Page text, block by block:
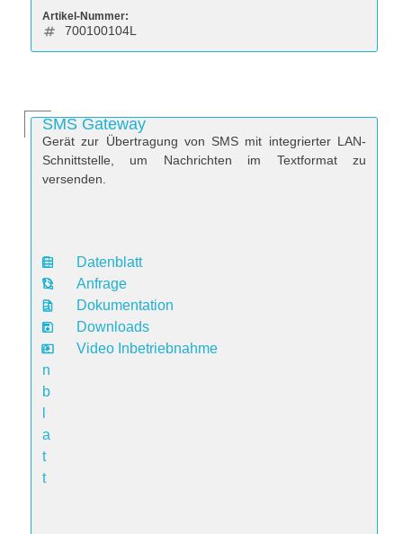
Artikel-Nummer:
700100104L
SMS Gateway
Gerät zur Übertragung von SMS mit integrierter LAN-
Schnittstelle, um Nachrichten im Textformat zu
versenden.
D
a
t
e
n
b
a
t
t
Datenblatt
Anfrage
Dokumentation
Downloads
Video Inbetriebnahme